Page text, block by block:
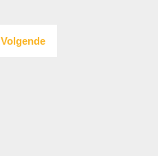
paginering
Volgende